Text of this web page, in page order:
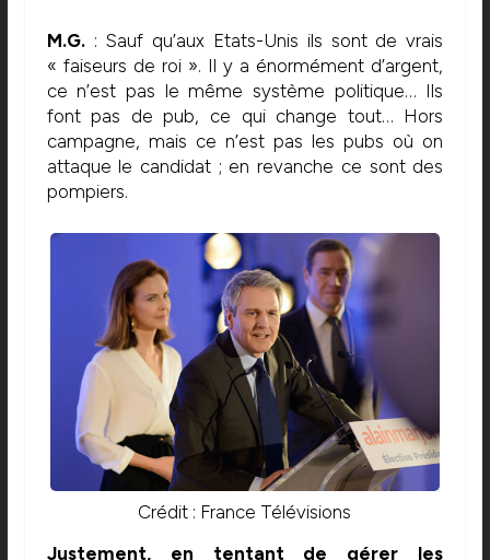
M.G. : Sauf qu’aux Etats-Unis ils sont de vrais
« faiseurs de roi ». Il y a énormément d’argent,
ce n’est pas le même système politique… Ils
font pas de pub, ce qui change tout… Hors
campagne, mais ce n’est pas les pubs où on
attaque le candidat ; en revanche ce sont des
pompiers.
Crédit : France Télévisions
Justement, en tentant de gérer les